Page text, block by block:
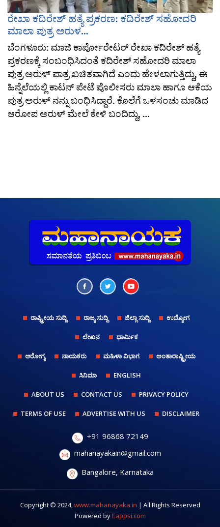
ರೇಖಾ ಕದಿರೇಶ್ ಹತ್ಯೆ ಪ್ರಕರಣ: ಕದಿರೇಶ್ ಸಹೋದರಿ
ಮಾಲಾ ಪುತ್ರ ಅರುಳ...
ಬೆಂಗಳೂರು: ಮಾಜಿ ಕಾರ್ಪೋರೇಟರ್ ರೇಖಾ ಕದಿರೇಶ್ ಹತ್ಯೆ
ಪ್ರಕರಣಕ್ಕೆ ಸಂಬಂಧಿಸಿದಂತೆ ಕದಿರೇಶ್ ಸಹೋದರಿ ಮಾಲಾ
ಪುತ್ರ ಅರುಳ್ ಪಾತ್ರ ಖಚಿತವಾಗಿದೆ ಎಂದು ಹೇಳಲಾಗುತ್ತಿದ್ದು, ಈ
ಹಿನ್ನೆಲೆಯಲ್ಲಿ ಕಾಟನ್ ಪೇಟೆ ಪೊಲೀಸರು ಮಾಲಾ ಹಾಗೂ ಆಕೆಯ
ಪುತ್ರ ಅರುಳ್ ನನ್ನು ಬಂಧಿಸಿದ್ದಾರೆ. ಕೊಲೆಗೆ ಒಳಸಂಚು ಮಾಡಿದ
ಆರೋಪ ಅರುಳ್ ಮೇಲೆ ಕೇಳಿ ಬಂದಿದ್ದು, ...
ರಾಷ್ಟ್ರೀಯ ಸುದ್ದಿ ರಾಜ್ಯ ಸುದ್ದಿ ಜಿಲ್ಲಾ ಸುದ್ದಿ ಉದ್ಯೋಗ
ಲೇಖನ ಧಾರ್ಮಿಕ
ಆರೋಗ್ಯ ನಾಯಕರು ಮಹಿಳಾ ವಿಭಾಗ ಅಂತಾರಾಷ್ಟ್ರೀಯ
ಸಿನಿಮಾ ENGLISH
ABOUT US CONTACT US PRIVACY POLICY
TERMS OF USE ADVERTISE WITH US DISCLAIMER
+91 96868 72149
mahanayakain@gmail.com
Bangalore, Karnataka
Copyright © 2024,www.mahanayaka.in | All Rights Reserved
Powered byEappsi.com